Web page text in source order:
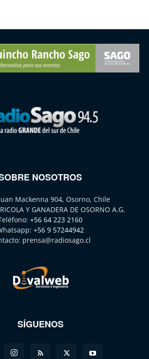
NOSOTROS
Mackenna 904, Osorno, Chile
Y GANADERA DE OSORNO A.G.
+56 64 223 2160
+56 9 57244942
prensa@radiosago.cl
SÍGUENOS